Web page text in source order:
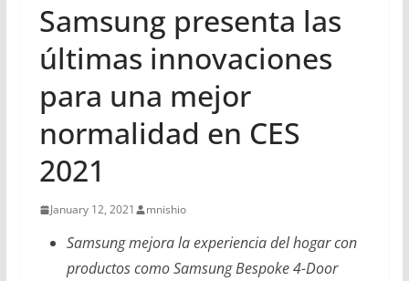
Samsung presenta las
últimas innovaciones
para una mejor
normalidad en CES
2021
January 12, 2021 mnishio
Samsung mejora la experiencia del hogar con
productos como Samsung Bespoke 4-Door